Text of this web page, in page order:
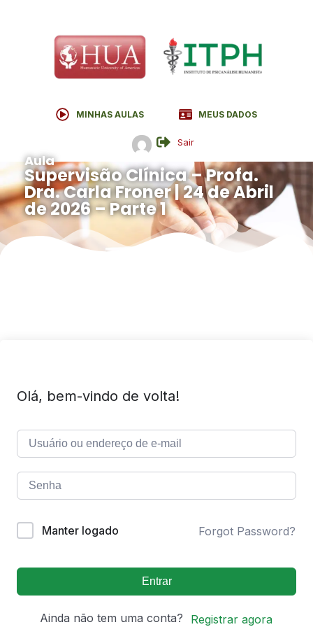
MINHAS AULAS MEUS DADOS
Sair
Aula
Supervisão Clínica – Profa.
Dra. Carla Froner | 24 de Abril
de 2026 – Parte 1
Olá, bem-vindo de volta!
Manter logado Forgot Password?
Entrar
Ainda não tem uma conta? Registrar agora